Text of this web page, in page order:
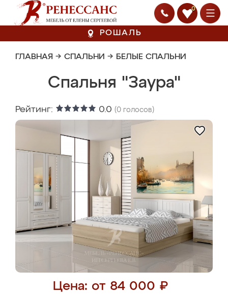
0
РОШАЛЬ
ГЛАВНАЯ → СПАЛЬНИ → БЕЛЫЕ СПАЛЬНИ
Спальня "Заура"
Рейтинг: 0.0 (0 голосов)
Цена: от 84 000 ₽